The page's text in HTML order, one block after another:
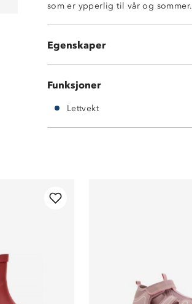
som er ypperlig til vår og sommer.
Egenskaper
Lettvekt
Borrelås
Funksjoner
Lettvekt